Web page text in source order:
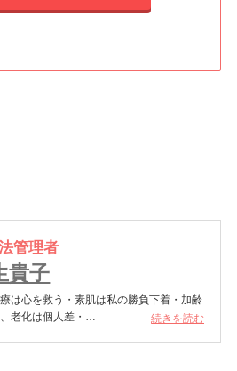
管理者
貴子
は心を救う・素肌は私の勝負下着・加齢
老化は個人差・
続きを読む